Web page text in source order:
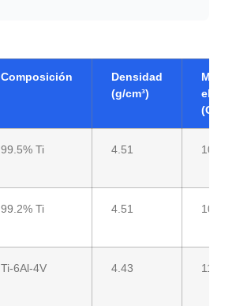
Composición
Densidad
(g/cm³)
(GPa)
99.5% Ti 4.51 105
99.2% Ti 4.51 105
Ti-6Al-4V 4.43 114